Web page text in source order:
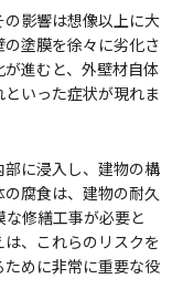
影響は想像以上に大
塗膜を徐々に劣化さ
進むと、外壁材自体
いった症状が現れま
に浸入し、建物の構
腐食は、建物の耐久
修繕工事が必要と
、これらのリスクを
めに非常に重要な役